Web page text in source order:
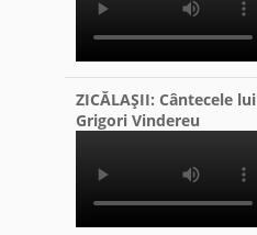
ZICĂLAŞII: Cântecele lui
Grigori Vindereu